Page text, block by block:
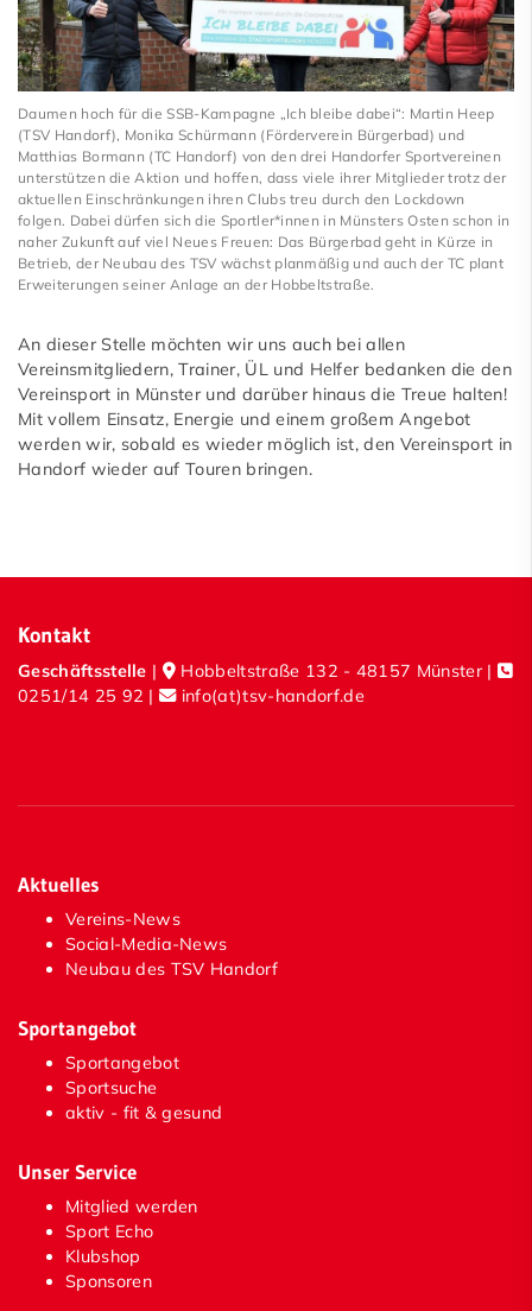
Daumen hoch für die SSB-Kampagne „Ich bleibe dabei“: Martin Heep
(TSV Handorf), Monika Schürmann (Förderverein Bürgerbad) und
Matthias Bormann (TC Handorf) von den drei Handorfer Sportvereinen
unterstützen die Aktion und hoffen, dass viele ihrer Mitglieder trotz der
aktuellen Einschränkungen ihren Clubs treu durch den Lockdown
folgen. Dabei dürfen sich die Sportler*innen in Münsters Osten schon in
naher Zukunft auf viel Neues Freuen: Das Bürgerbad geht in Kürze in
Betrieb, der Neubau des TSV wächst planmäßig und auch der TC plant
Erweiterungen seiner Anlage an der Hobbeltstraße.
An dieser Stelle möchten wir uns auch bei allen
Vereinsmitgliedern, Trainer, ÜL und Helfer bedanken die den
Vereinsport in Münster und darüber hinaus die Treue halten!
Mit vollem Einsatz, Energie und einem großem Angebot
werden wir, sobald es wieder möglich ist, den Vereinsport in
Handorf wieder auf Touren bringen.
Kontakt
Geschäftsstelle |
Hobbeltstraße 132 - 48157 Münster |
0251/14 25 92 | info(at)tsv-handorf.de
Aktuelles
Vereins-News
Social-Media-News
Neubau des TSV Handorf
Sportangebot
Sportangebot
Sportsuche
aktiv - fit & gesund
Unser Service
Mitglied werden
Sport Echo
Klubshop
Sponsoren